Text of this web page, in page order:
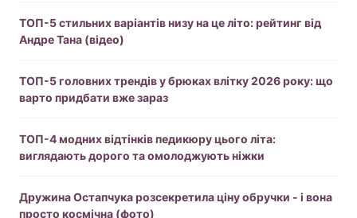
ТОП-5 стильних варіантів низу на це літо: рейтинг від
Андре Тана (відео)
ТОП-5 головних трендів у брюках влітку 2026 року: що
варто придбати вже зараз
ТОП-4 модних відтінків педикюру цього літа:
виглядають дорого та омолоджують ніжки
Дружина Остапчука розсекретила ціну обручки - і вона
просто космічна (фото)